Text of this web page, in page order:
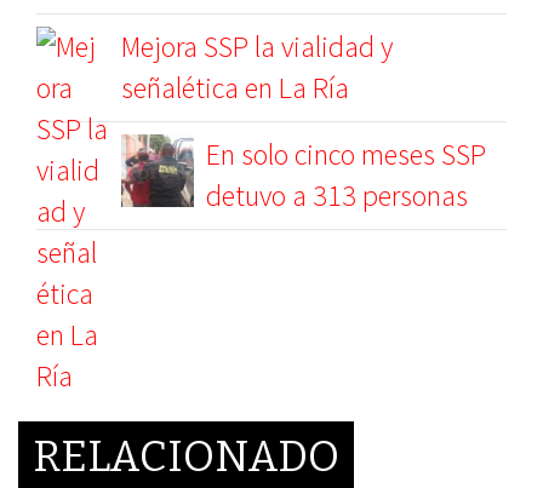
Mejora SSP la vialidad y
señalética en La Ría
En solo cinco meses SSP
detuvo a 313 personas
RELACIONADO